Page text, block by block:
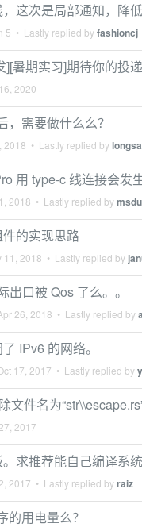
这次是局部通知，降
5 • Lastly replied byfashioncj
][暑期实习]期待你的投
2020
需要做什么么？
2018 • Lastly replied by
用 type-c 线连接会发
2018 • Lastly replied by
的实现思路
11, 2018 • Lastly replied by
口被 Qos 了么。。
26, 2018 • Lastly replied by
IPv6 的网络。
17, 2017 • Lastly replied by
文件名为
2017
求推荐能自己编译系统
2017 • Lastly replied byraiz
的用电量么？